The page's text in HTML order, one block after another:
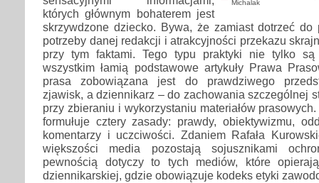
Michalak
których głównym bohaterem jest
skrzywdzone dziecko. Bywa, że zamiast dotrzeć
potrzeby danej redakcji i atrakcyjności przekazu
przy tym faktami. Tego typu praktyki nie tylko
wszystkim łamią podstawowe artykuły Prawa
prasa zobowiązana jest do prawdziwego
zjawisk, a dziennikarz – do zachowania szczególnej
przy zbieraniu i wykorzystaniu materiałów
formułuje cztery zasady: prawdy, obiektywizmu,
komentarzy i uczciwości. Zdaniem Rafała
większości media pozostają sojusznikami
pewnością dotyczy to tych mediów, które
dziennikarskiej, gdzie obowiązuje kodeks etyki